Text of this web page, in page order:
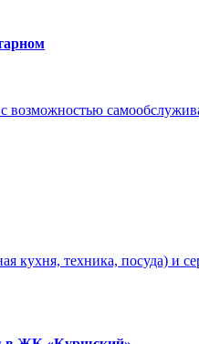
возможностью
кухня, техника, посуда) и